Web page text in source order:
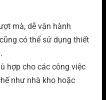
mà, dễ vận hành
có thể sử dụng thiết
hợp cho các công việc
như nhà kho hoặc